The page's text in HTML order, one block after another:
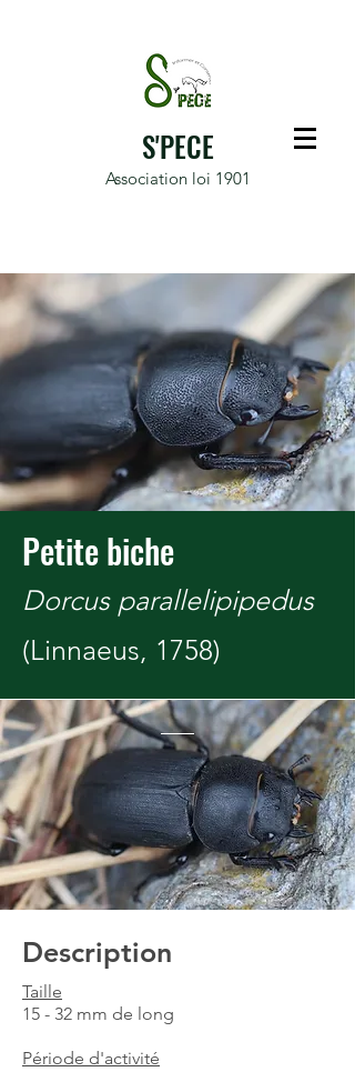
Association loi 1901
S'PECE
Petite biche
Dorcus parallelipipedus
(Linnaeus, 1758)
Description
Taille
15 - 32 mm de long
Période d'activité